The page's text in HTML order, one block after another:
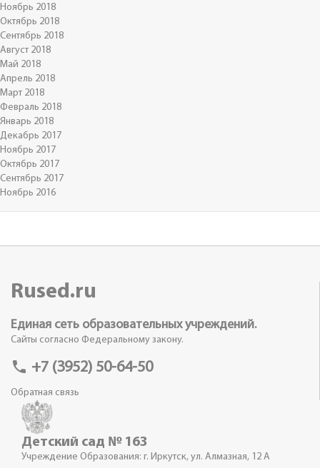
Ноябрь 2018
Октябрь 2018
Сентябрь 2018
Август 2018
Май 2018
Апрель 2018
Март 2018
Февраль 2018
Январь 2018
Декабрь 2017
Ноябрь 2017
Октябрь 2017
Сентябрь 2017
Ноябрь 2016
Rused.ru
Единая сеть образовательных учреждений.
Сайты согласно Федеральному закону.
phone +7 (3952) 50-64-50
Обратная связь
Детский сад № 163
Учреждение Образования: г. Иркутск, ул. Алмазная, 12 А